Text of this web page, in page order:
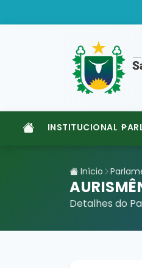
INSTITUCIONAL
Início
Detalhes do